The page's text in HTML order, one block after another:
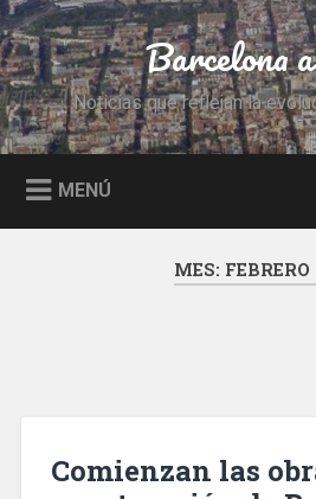
Saltar
al
contenido
Buscar Barcelona
Noticias que reflejan la
MENÚ
MES:
Comienzan las